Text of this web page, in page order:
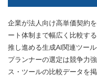
企業が法人向け高単価契約
ート体制まで幅広く比較す
推し進める生成AI関連ツー
プランナーの選定は競争力
ス・ツールの比較データを